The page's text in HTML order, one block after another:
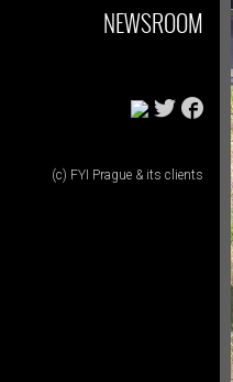
NEWSROOM
(c) FYI Prague & its clients